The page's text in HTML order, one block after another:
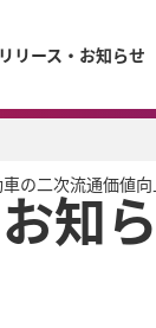
リース・お知らせ
の二次流通価値
知